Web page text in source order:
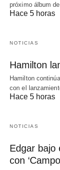
próximo álbum
Hace 5 horas
NOTICIAS
Hamilton
Hamilton
con el
Hace 5 horas
NOTICIAS
Edgar bajo
con